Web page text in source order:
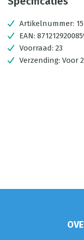
Artikelnummer:
EAN:
Voorraad: 23
Verzending: Voor